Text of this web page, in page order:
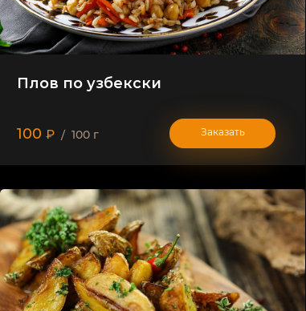
Плов по узбекски
100 ₽ / 100 г Заказать